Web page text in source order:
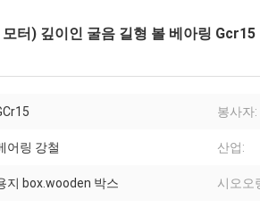
터) 깊이인 굴음 길형 볼 베아링 Gcr15
봉사자:
어링 강철 산업:
지 box.wooden 박스 시오오